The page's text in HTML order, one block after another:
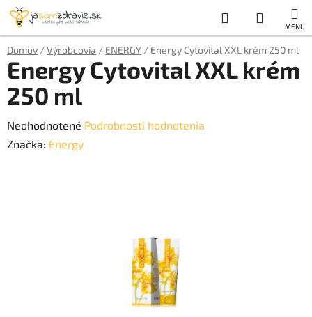
Prejsť
obsah
Hľadať
KOŠÍK
Domov /Výrobcovia / ENERGY / Energy Cytovital XXL krém 250 ml
Energy Cytovital XXL krém
250 ml
Priemerné
hodnotenie
Neohodnotené Podrobnosti hodnotenia
Značka: Energy